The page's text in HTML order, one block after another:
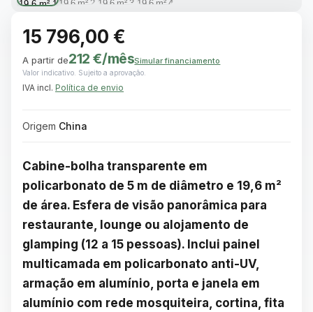
15 796,00 €
A partir de212 €/mêsSimular financiamento
Valor indicativo. Sujeito a aprovação.
IVA incl. Política de envio
Origem China
Cabine-bolha transparente em
policarbonato de 5 m de diâmetro e 19,6 m²
de área. Esfera de visão panorâmica para
restaurante, lounge ou alojamento de
glamping (12 a 15 pessoas). Inclui painel
multicamada em policarbonato anti-UV,
armação em alumínio, porta e janela em
alumínio com rede mosquiteira, cortina, fita